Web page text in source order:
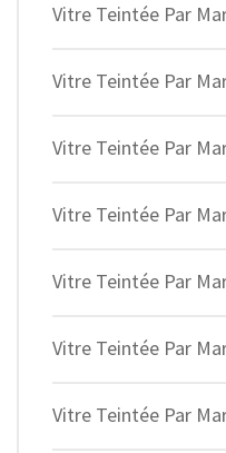
Vitre Teintée Par
Vitre Teintée Par
Vitre Teintée Par
Vitre Teintée Par
Vitre Teintée Par
Vitre Teintée Par
Vitre Teintée Par